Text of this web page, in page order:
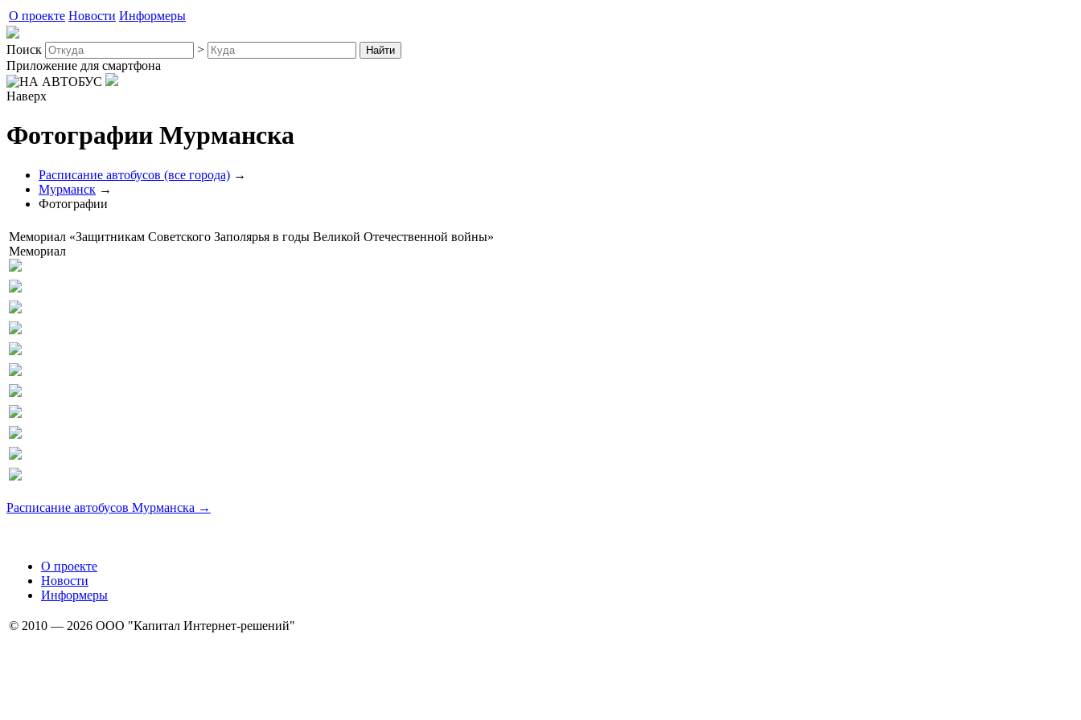
О проекте Новости Информеры
Поиск > Найти
Приложение для смартфона
Наверх
Фотографии Мурманска
Расписание автобусов (все города) →
Мурманск →
Фотографии
Мемориал «Защитникам Советского Заполярья в годы Великой Отечественной войны»
Мемориал
Расписание автобусов Мурманска →
О проекте
Новости
Информеры
© 2010 — 2026 ООО "Капитал Интернет-решений"